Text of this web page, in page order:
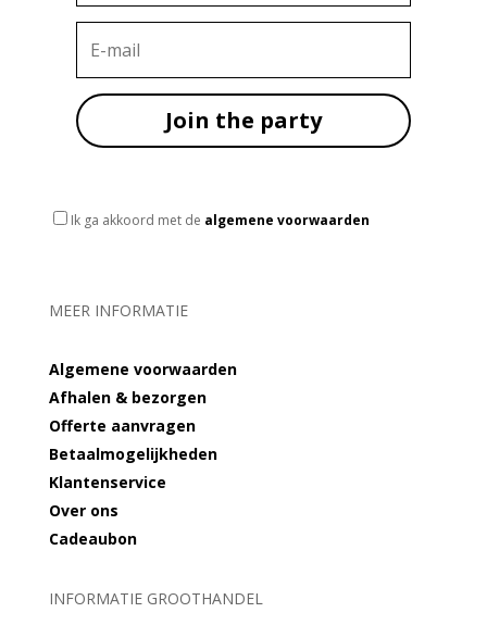
Join the party
Ik ga akkoord met de algemene voorwaarden
MEER INFORMATIE
Algemene voorwaarden
Afhalen & bezorgen
Offerte aanvragen
Betaalmogelijkheden
Klantenservice
Over ons
Cadeaubon
INFORMATIE GROOTHANDEL